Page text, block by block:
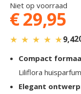
Niet op voorraad
€ 29,95
★ ★ ★ ★ ★9,4
Compact
Liliflora
Elegant